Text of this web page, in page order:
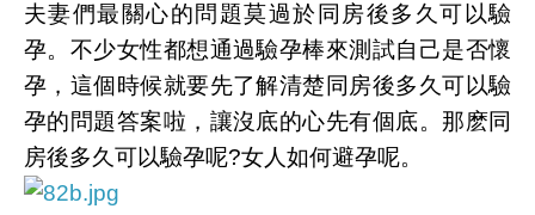
夫妻們最關心的問題莫過於同房後多久可以驗
孕。不少女性都想通過驗孕棒來測試自己是否懷
孕，這個時候就要先了解清楚同房後多久可以驗
孕的問題答案啦，讓沒底的心先有個底。那麽同
房後多久可以驗孕呢?女人如何避孕呢。